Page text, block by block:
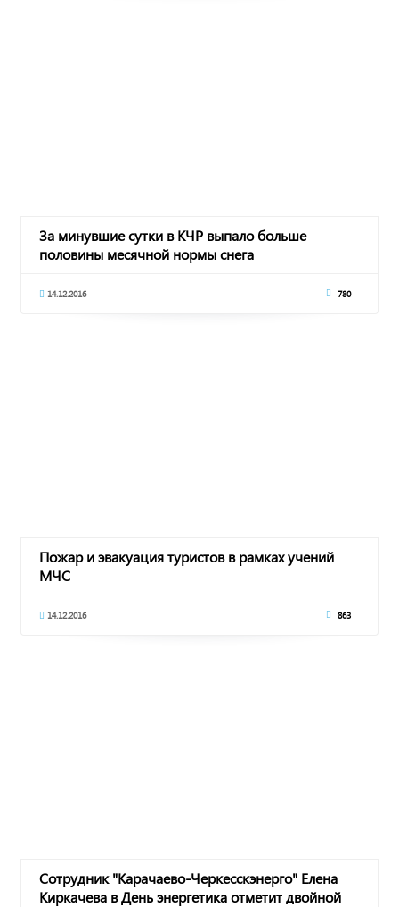
За минувшие сутки в КЧР выпало больше
половины месячной нормы снега
14.12.2016 780
Пожар и эвакуация туристов в рамках учений
МЧС
14.12.2016 863
Сотрудник "Карачаево-Черкесскэнерго" Елена
Киркачева в День энергетика отметит двойной